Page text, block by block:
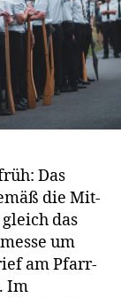
Das
die Mit­
das
um
am Pfarr­
Im